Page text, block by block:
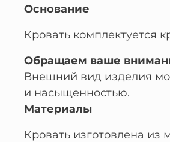
Основание
Кровать комплектуется
Обращаем ваше
Внешний вид изделия
и насыщенностью.
Материалы
Кровать изготовлена